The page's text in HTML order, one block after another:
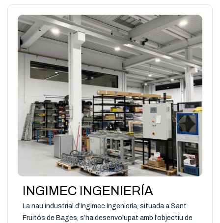
INGIMEC INGENIERÍA
La nau industrial d’Ingimec Ingeniería, situada a Sant
Fruitós de Bages, s’ha desenvolupat amb l’objectiu de